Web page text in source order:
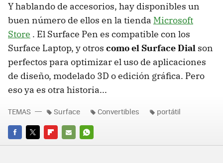
Y hablando de accesorios, hay disponibles un
buen número de ellos en la tienda Microsoft
Store . El Surface Pen es compatible con los
Surface Laptop, y otros como el Surface Dial son
perfectos para optimizar el uso de aplicaciones
de diseño, modelado 3D o edición gráfica. Pero
eso ya es otra historia...
FACEBOOK
TWITTERFLIPBOARD
E-
WHATSAPP
TEMAS Surface Convertibles portátil